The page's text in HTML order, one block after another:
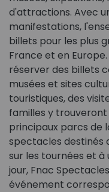
d'attractions. Avec
manifestations,
billets pour les plus
France et en
réserver des billets
musées et sites
touristiques, des
familles y trouveront
principaux parcs de
spectacles destinés
sur les tournées et
jour, Fnac
événement